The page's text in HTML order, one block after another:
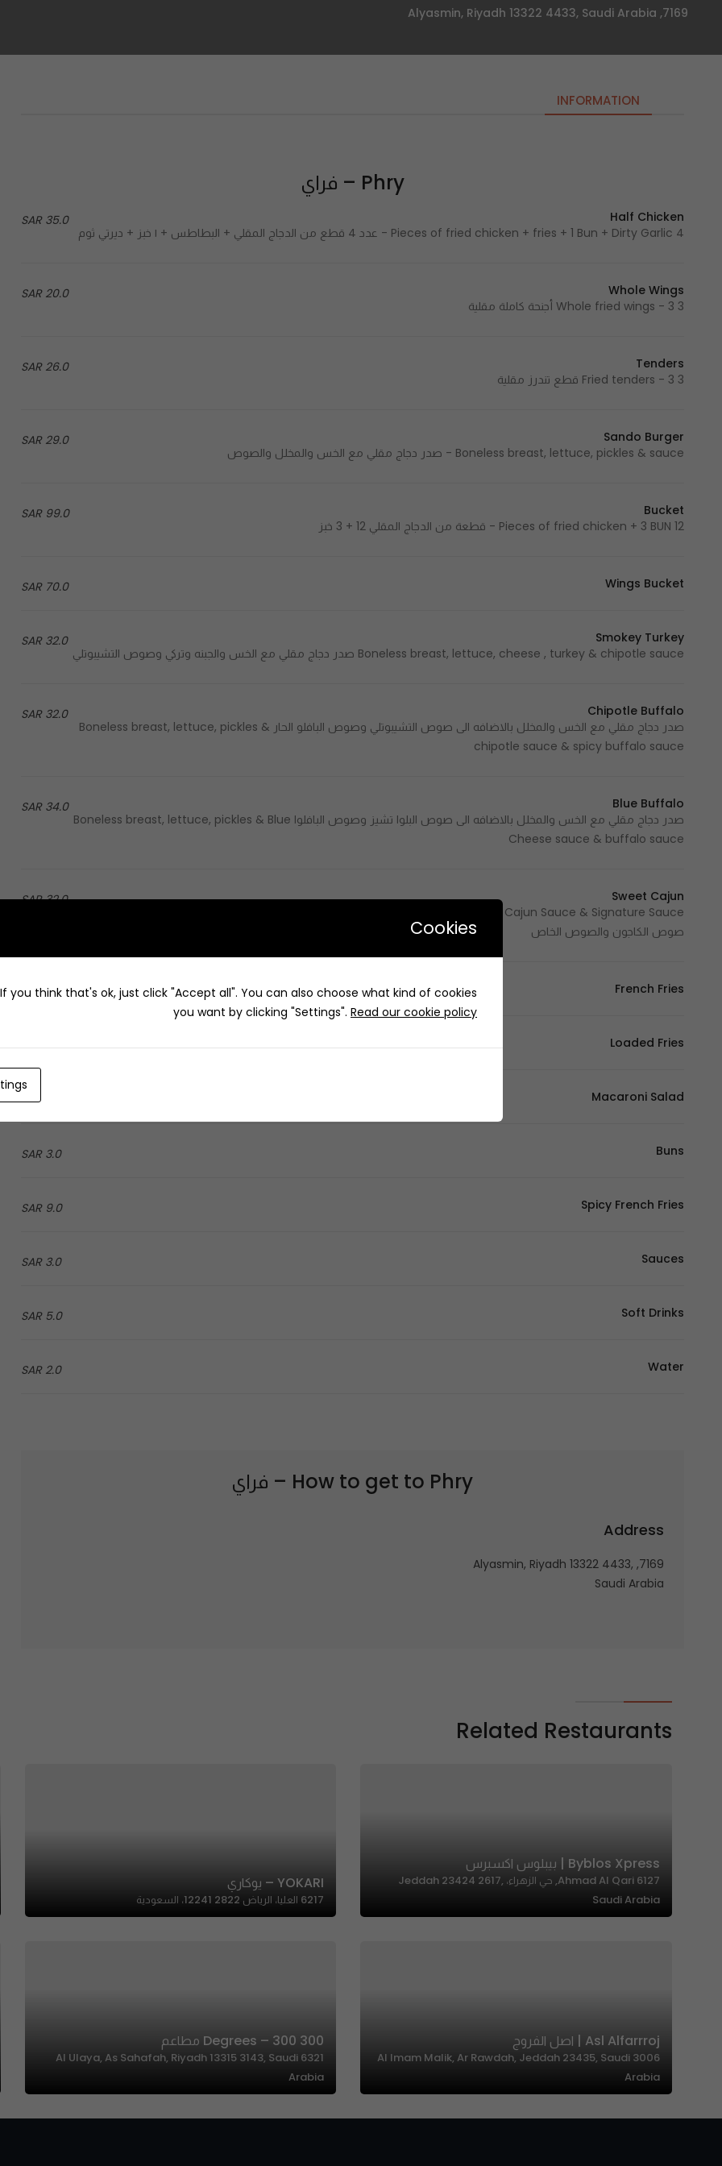
7169, Alyasmin, Riyadh 13322 4433, Saudi Arabia
INFORMATION
Phry – فراي
35.0 SAR
Half Chicken
4 Pieces of fried chicken + fries + 1 Bun + Dirty Garlic - عدد 4 قطع من الدجاج المقلي + البطاطس + ١ خبز + ديرتي ثوم
20.0 SAR
Whole Wings
3 Whole fried wings - 3 أجنحة كاملة مقلية
26.0 SAR
Tenders
3 Fried tenders - 3 قطع تندرز مقلية
29.0 SAR
Sando Burger
Boneless breast, lettuce, pickles & sauce - صدر دجاج مقلي مع الخس والمخلل والصوص
99.0 SAR
Bucket
12 Pieces of fried chicken + 3 BUN - قطعة من الدجاج المقلي 12 + 3 خبز
70.0 SAR Wings Bucket
32.0 SAR
Smokey Turkey
Boneless breast, lettuce, cheese , turkey & chipotle sauce صدر دجاج مقلي مع الخس والجبنه وتركي وصوص التشيبوتلي
32.0 SAR
Chipotle Buffalo
صدر دجاج مقلي مع الخس والمخلل بالاضافه الى صوص التشيبوتلي وصوص البافلو الحار Boneless breast, lettuce, pickles &
chipotle sauce & spicy buffalo sauce
34.0 SAR
Blue Buffalo
صدر دجاج مقلي مع الخس والمخلل بالاضافه الى صوص البلوا تشيز وصوص البافلوا Boneless breast, lettuce, pickles & Blue
Cheese sauce & buffalo sauce
32.0 SAR
Sweet Cajun
صوص الكاجون والصوص الخاص
9.0 SAR French Fries
26.0 SAR Loaded Fries
Macaroni Salad
3.0 SAR Buns
9.0 SAR Spicy French Fries
3.0 SAR Sauces
5.0 SAR Soft Drinks
2.0 SAR Water
How to get to Phry – فراي
Address
7169, Alyasmin, Riyadh 13322 4433,
Saudi Arabia
Related Restaurants
Byblos Xpress | بيبلوس اكسبرس
6127 Ahmad Al Qari, حي الزهراء، Jeddah 23424 2617,
Saudi Arabia
YOKARI – يوكاري
6217 العليا، الرياض 12241 2822، السعودية
Asl Alfarrroj | اصل الفروج
3006 Al Imam Malik, Ar Rawdah, Jeddah 23435, Saudi
Arabia
300 Degrees – 300 مطاعم
6321 Al Ulaya, As Sahafah, Riyadh 13315 3143, Saudi
Arabia
Cookies
you think that's ok, just click "Accept all". You can also choose what kind of cookies
you want by clicking "Settings". Read our cookie policy